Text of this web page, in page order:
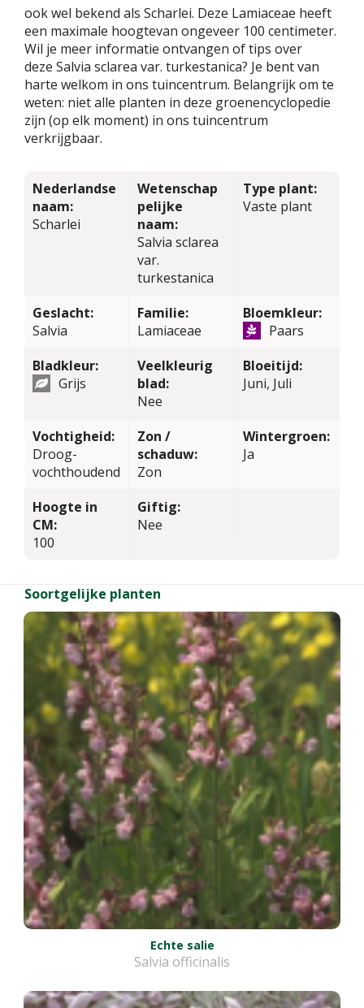
ook wel bekend als Scharlei. Deze Lamiaceae heeft
een maximale hoogtevan ongeveer 100 centimeter.
Wil je meer informatie ontvangen of tips over
deze Salvia sclarea var. turkestanica? Je bent van
harte welkom in ons tuincentrum. Belangrijk om te
weten: niet alle planten in deze groenencyclopedie
zijn (op elk moment) in ons tuincentrum
verkrijgbaar.
Nederlandse
naam:
Scharlei
Wetenschap
pelijke
naam:
Salvia sclarea
var.
turkestanica
Type plant:
Vaste plant
Geslacht:
Salvia
Familie:
Lamiaceae
Bloemkleur:
Paars
Bladkleur:
Grijs
Veelkleurig
blad:
Nee
Bloeitijd:
Juni, Juli
Vochtigheid:
Droog-
vochthoudend
Zon /
schaduw:
Zon
Wintergroen:
Ja
Hoogte in
CM:
100
Giftig:
Nee
Soortgelijke planten
Echte salie
Salvia officinalis